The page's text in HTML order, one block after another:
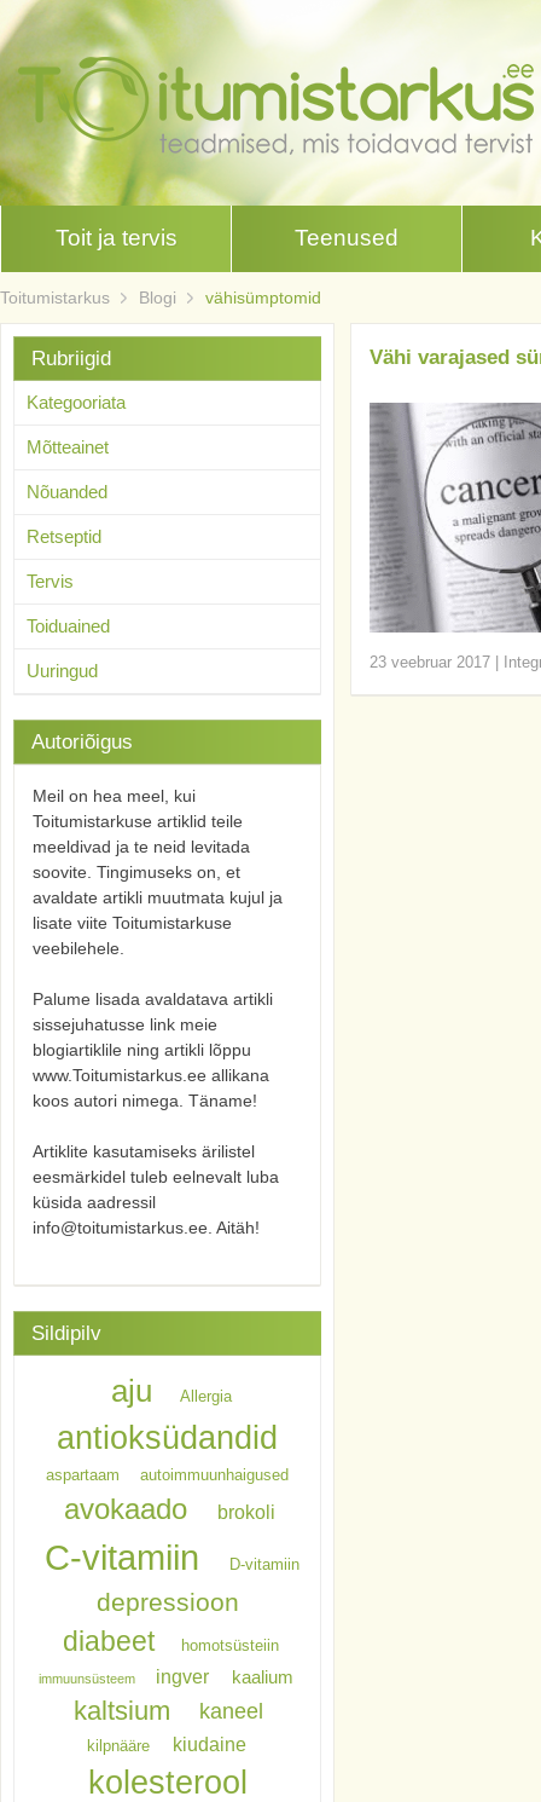
Toit ja tervis Teenused
Toitumistarkus Blogi vähisümptomid
Vähi varajased
23 veebruar 2017
Rubriigid
Kategooriata
Mõtteainet
Nõuanded
Retseptid
Tervis
Toiduained
Uuringud
Autoriõigus
Meil on hea meel, kui
Toitumistarkuse artiklid teile
meeldivad ja te neid levitada
soovite. Tingimuseks on, et
avaldate artikli muutmata kujul ja
lisate viite Toitumistarkuse
veebilehele.
Palume lisada avaldatava artikli
sissejuhatusse link meie
blogiartiklile ning artikli lõppu
www.Toitumistarkus.ee allikana
koos autori nimega. Täname!
Artiklite kasutamiseks ärilistel
eesmärkidel tuleb eelnevalt luba
küsida aadressil
info@toitumistarkus.ee. Aitäh!
Sildipilv
aju Allergia
antioksüdandid
aspartaam autoimmuunhaigused
avokaado brokoli
C-vitamiin D-vitamiin
depressioon
diabeet homotsüsteiin
immuunsüsteem ingver kaalium
kaltsium kaneel
kilpnääre kiudaine
kolesterool